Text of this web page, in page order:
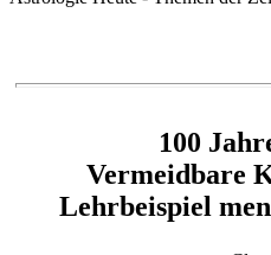
100
Vermeidbare
Lehrbeispiel